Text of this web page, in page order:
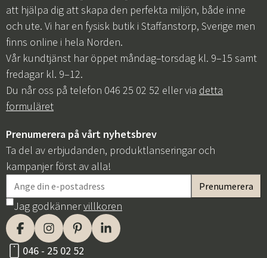
att hjälpa dig att skapa den perfekta miljön, både inne
och ute. Vi har en fysisk butik i Staffanstorp, Sverige men
finns online i hela Norden.
Vår kundtjänst har öppet måndag–torsdag kl. 9–15 samt
fredagar kl. 9–12.
Du når oss på telefon 046 25 02 52 eller via detta
formuläret
Prenumerera på vårt nyhetsbrev
Ta del av erbjudanden, produktlanseringar och
kampanjer först av alla!
Jag godkännervillkoren
046 - 25 02 52